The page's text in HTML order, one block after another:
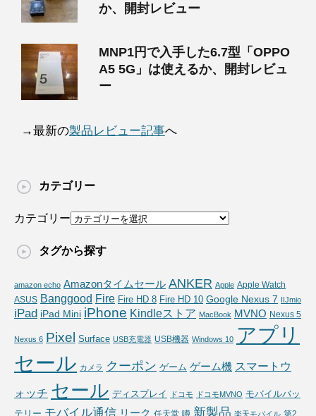
か、開封レビュー
MNP1円で入手した6.7型「OPPO
A5 5G」は使えるか、開封レビュ
ー
→最新の製品レビュー記事へ
カテゴリー
カテゴリー
タグから探す
amazon echo Amazonタイムセール ANKER Apple Apple Watch
ASUS Banggood Fire Fire HD 8 Fire HD 10 Google Nexus 7 IIJmio
iPad iPad Mini iPhone Kindleストア MacBook MVNO Nexus 5
Nexus 6 Pixel Surface USB充電器 USB機器 Windows 10 アプリ
セール カメラ クーポン ゲーム ゲーム機 スマートウ
ォッチ セール ディスプレイ ドコモ ドコモMVNO モバイルバッ
テリー モバイル通信 リーク 任天堂 噂 新製品 楽天モバイル 第2